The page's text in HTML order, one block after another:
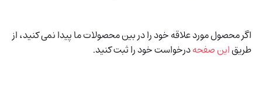
اگر محصول مورد علاقه خود را در بین محصولات ما پیدا نمی کنید، از
طریقاین صفحهدرخواست خود را ثبت کنید.